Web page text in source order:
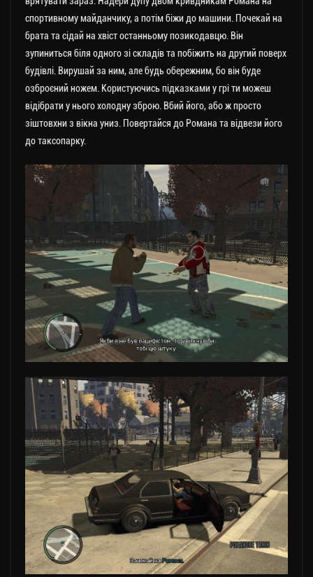
спортивному майданчику, а потім біжи до машини. Почекай на
брата та сідай на хвіст останньому позикодавцю. Він
зупиниться біля одного зі складів та побіжить на другий поверх
будівлі. Вирушай за ним, але будь обережним, бо він буде
озброєний ножем. Користуючись підказками у грі ти можеш
відібрати у нього холодну зброю. Вбий його, або ж просто
зіштовхни з вікна униз. Повертайся до Романа та відвези його
до таксопарку.